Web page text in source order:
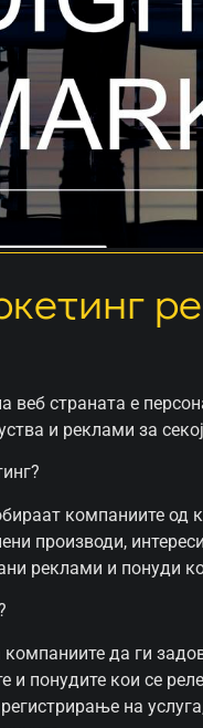
веб страната е
и реклами за
компаниите
производи,
реклами и понуди
да ги
и понудите кои се
на